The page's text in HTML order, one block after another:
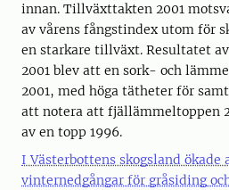
innan. Tillväxttakten 2001
av vårens fångstindex utom för
en starkare tillväxt. Resultatet
2001 blev att en sork- och
2001, med höga tätheter för
att notera att fjällämmeltoppen
av en topp 1996.
I Västerbottens skogsland ökade
vinternedgångar för gråsiding